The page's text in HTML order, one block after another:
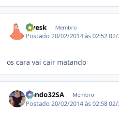
alvesk Membro
Postado20/02/2014 às 02:5202/
os cara vai cair matando
Nando32SA Membro
Postado20/02/2014 às 02:5802/